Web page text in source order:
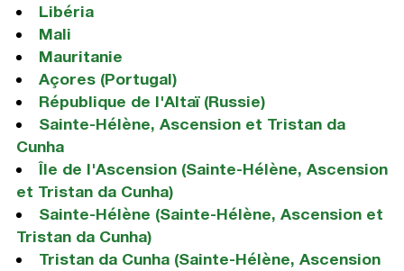
Libéria
Mali
Mauritanie
Açores (Portugal)
République de l'Altaï (Russie)
Sainte-Hélène, Ascension et Tristan da
Cunha
Île de l'Ascension (Sainte-Hélène, Ascension
et Tristan da Cunha)
Sainte-Hélène (Sainte-Hélène, Ascension et
Tristan da Cunha)
Tristan da Cunha (Sainte-Hélène, Ascension